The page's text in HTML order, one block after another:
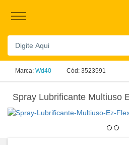
Marca: Wd40 Cód: 3523591
Spray Lubrificante Multiuso